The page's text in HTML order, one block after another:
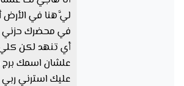
ليَّ هنا في الأرض
في محضرك حزني
أي تنهد لكن
علشان اسمك
عليك استرني ربي